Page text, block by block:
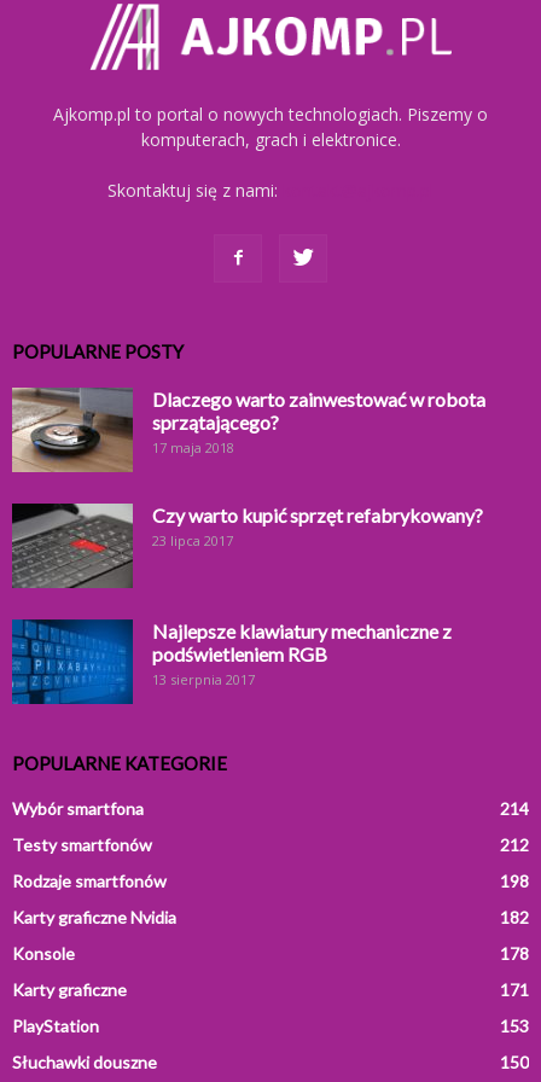
Ajkomp.pl to portal o nowych technologiach. Piszemy o
komputerach, grach i elektronice.
Skontaktuj się z nami:
POPULARNE POSTY
Dlaczego warto zainwestować w robota
sprzątającego?
17 maja 2018
Czy warto kupić sprzęt refabrykowany?
23 lipca 2017
Najlepsze klawiatury mechaniczne z
podświetleniem RGB
13 sierpnia 2017
POPULARNE KATEGORIE
Wybór smartfona
214
Testy smartfonów
212
Rodzaje smartfonów
198
Karty graficzne Nvidia
182
Konsole
178
Karty graficzne
171
PlayStation
153
Słuchawki douszne
150